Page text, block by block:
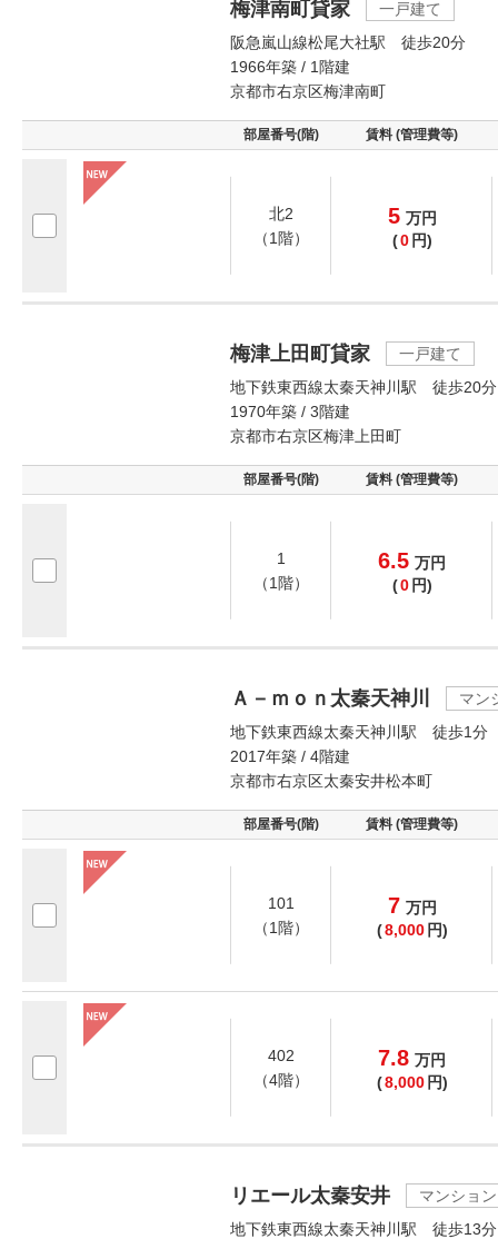
梅津南町貸家
一戸建て
阪急嵐山線松尾大社駅 徒歩20分
1966年築 / 1階建
京都市右京区梅津南町
部屋番号(階) 賃料 (管理費等)
北2
（1階）
5 万円
(0 円)
梅津上田町貸家
一戸建て
地下鉄東西線太秦天神川駅 徒歩20分
1970年築 / 3階建
京都市右京区梅津上田町
部屋番号(階) 賃料 (管理費等)
1
（1階）
6.5 万円
(0 円)
Ａ－ｍｏｎ太秦天神川
マン
地下鉄東西線太秦天神川駅 徒歩1分
2017年築 / 4階建
京都市右京区太秦安井松本町
部屋番号(階) 賃料 (管理費等)
101
（1階）
7 万円
(8,000 円)
402
（4階）
7.8 万円
(8,000 円)
リエール太秦安井
マンション
地下鉄東西線太秦天神川駅 徒歩13分